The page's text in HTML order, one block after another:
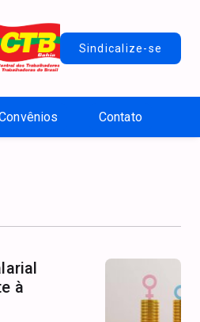
Sindicalize-se
Contato
à